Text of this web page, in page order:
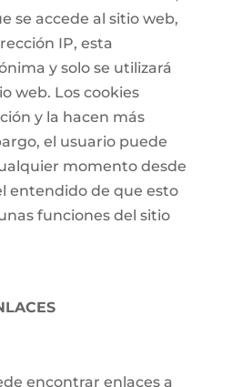
se accede al sitio web,
IP, esta
y solo se utilizará
web. Los cookies
y la hacen más
el usuario puede
momento desde
entendido de que esto
funciones del sitio
encontrar enlaces a